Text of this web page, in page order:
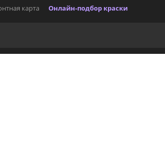
карта Онлайн-подбор краски